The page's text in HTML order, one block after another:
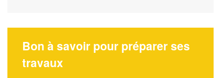
Bon à savoir pour préparer ses
travaux